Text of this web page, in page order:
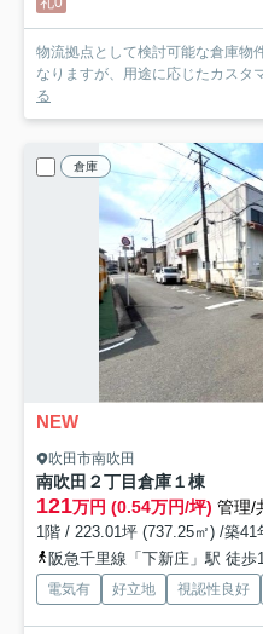
物流拠点として検討可能な倉庫物
なりますが、用途に応じたカスタ
る
倉庫
NEW
吹田市南吹田
南吹田２丁目倉庫１棟
121万円 (0.54万円/坪) 管理/
1階 / 223.01坪 (737.25㎡) /築41
阪急千里線「下新庄」駅 徒歩
電気有 好立地 視認性良好